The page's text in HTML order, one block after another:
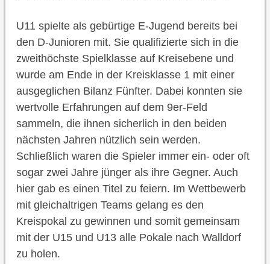
U11 spielte als gebürtige E-Jugend bereits bei
den D-Junioren mit. Sie qualifizierte sich in die
zweithöchste Spielklasse auf Kreisebene und
wurde am Ende in der Kreisklasse 1 mit einer
ausgeglichen Bilanz Fünfter. Dabei konnten sie
wertvolle Erfahrungen auf dem 9er-Feld
sammeln, die ihnen sicherlich in den beiden
nächsten Jahren nützlich sein werden.
Schließlich waren die Spieler immer ein- oder oft
sogar zwei Jahre jünger als ihre Gegner. Auch
hier gab es einen Titel zu feiern. Im Wettbewerb
mit gleichaltrigen Teams gelang es den
Kreispokal zu gewinnen und somit gemeinsam
mit der U15 und U13 alle Pokale nach Walldorf
zu holen.